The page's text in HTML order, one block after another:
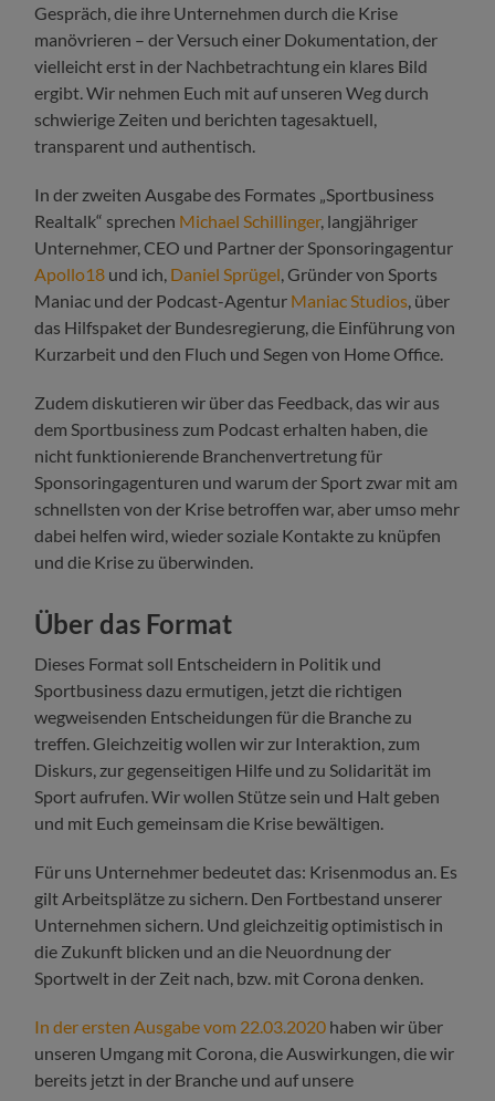
Gespräch, die ihre Unternehmen durch die Krise
manövrieren – der Versuch einer Dokumentation, der
vielleicht erst in der Nachbetrachtung ein klares Bild
ergibt. Wir nehmen Euch mit auf unseren Weg durch
schwierige Zeiten und berichten tagesaktuell,
transparent und authentisch.
In der zweiten Ausgabe des Formates „Sportbusiness
Realtalk“ sprechen Michael Schillinger, langjähriger
Unternehmer, CEO und Partner der Sponsoringagentur
Apollo18 und ich, Daniel Sprügel, Gründer von Sports
Maniac und der Podcast-Agentur Maniac Studios, über
das Hilfspaket der Bundesregierung, die Einführung von
Kurzarbeit und den Fluch und Segen von Home Office.
Zudem diskutieren wir über das Feedback, das wir aus
dem Sportbusiness zum Podcast erhalten haben, die
nicht funktionierende Branchenvertretung für
Sponsoringagenturen und warum der Sport zwar mit am
schnellsten von der Krise betroffen war, aber umso mehr
dabei helfen wird, wieder soziale Kontakte zu knüpfen
und die Krise zu überwinden.
Über das Format
Dieses Format soll Entscheidern in Politik und
Sportbusiness dazu ermutigen, jetzt die richtigen
wegweisenden Entscheidungen für die Branche zu
treffen. Gleichzeitig wollen wir zur Interaktion, zum
Diskurs, zur gegenseitigen Hilfe und zu Solidarität im
Sport aufrufen. Wir wollen Stütze sein und Halt geben
und mit Euch gemeinsam die Krise bewältigen.
Für uns Unternehmer bedeutet das: Krisenmodus an. Es
gilt Arbeitsplätze zu sichern. Den Fortbestand unserer
Unternehmen sichern. Und gleichzeitig optimistisch in
die Zukunft blicken und an die Neuordnung der
Sportwelt in der Zeit nach, bzw. mit Corona denken.
In der ersten Ausgabe vom 22.03.2020 haben wir über
unseren Umgang mit Corona, die Auswirkungen, die wir
bereits jetzt in der Branche und auf unsere